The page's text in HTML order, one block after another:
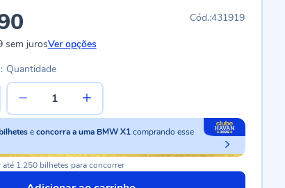
431919
sem jurosVer opções
Quantidade
econcorra a uma BMW X1comprando esse
1.250 bilhetes para concorrer